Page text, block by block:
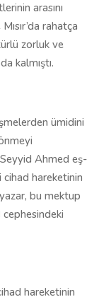
arasını
rahatça
zorluk ve
kalmıştı.
ümidini
Seyyid Ahmed eş-
cihad hareketinin
bu mektup
cephesindeki
hareketinin